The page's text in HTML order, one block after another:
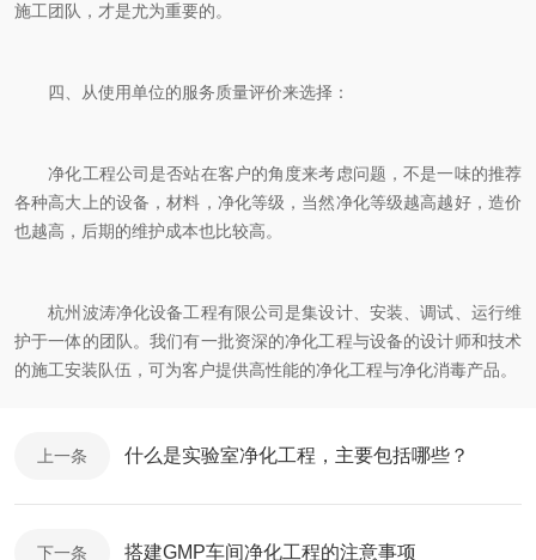
施工团队，才是尤为重要的。
四、从使用单位的服务质量评价来选择：
净化工程公司是否站在客户的角度来考虑问题，不是一味的推荐
各种高大上的设备，材料，净化等级，当然净化等级越高越好，造价
也越高，后期的维护成本也比较高。
杭州波涛净化设备工程有限公司是集设计、安装、调试、运行维
护于一体的团队。我们有一批资深的净化工程与设备的设计师和技术
的施工安装队伍，可为客户提供高性能的净化工程与净化消毒产品。
上一条 什么是实验室净化工程，主要包括哪些？
下一条 搭建GMP车间净化工程的注意事项